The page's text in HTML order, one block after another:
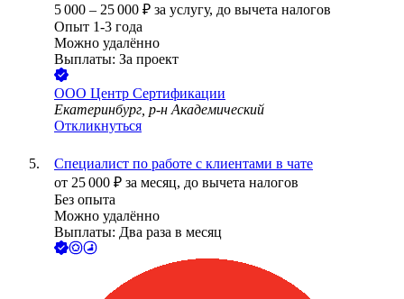
5 000 – 25 000 ₽ за услугу, до вычета налогов
Опыт 1-3 года
Можно удалённо
Выплаты: За проект
ООО Центр Сертификации
Екатеринбург, р-н Академический
Откликнуться
Специалист по работе с клиентами в чате
от 25 000 ₽ за месяц, до вычета налогов
Без опыта
Можно удалённо
Выплаты: Два раза в месяц